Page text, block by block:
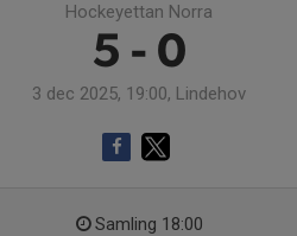
Hockeyettan Norra
5 - 0
3 dec 2025, 19:00, Lindehov
Samling 18:00